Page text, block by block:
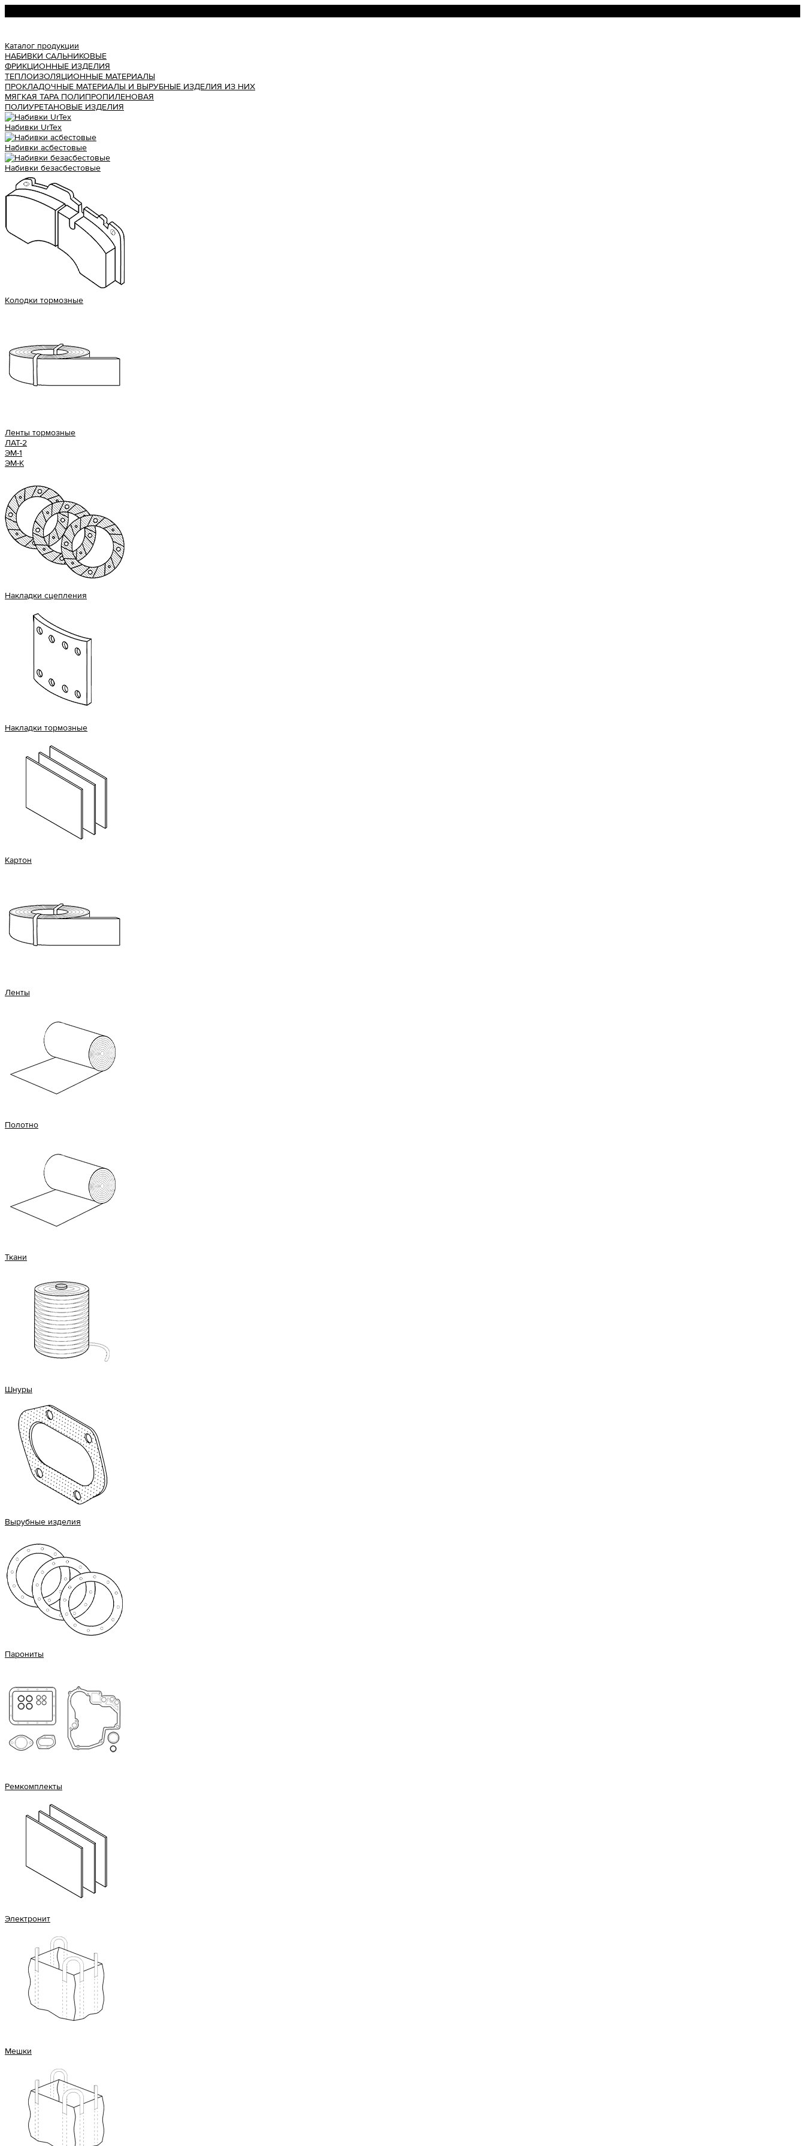
Каталог продукции
НАБИВКИ САЛЬНИКОВЫЕ
ФРИКЦИОННЫЕ ИЗДЕЛИЯ
ТЕПЛОИЗОЛЯЦИОННЫЕ МАТЕРИАЛЫ
ПРОКЛАДОЧНЫЕ МАТЕРИАЛЫ И ВЫРУБНЫЕ ИЗДЕЛИЯ ИЗ НИХ
МЯГКАЯ ТАРА ПОЛИПРОПИЛЕНОВАЯ
ПОЛИУРЕТАНОВЫЕ ИЗДЕЛИЯ
Набивки UrTex
Набивки асбестовые
Набивки безасбестовые
Колодки тормозные
Ленты тормозные
ЛАТ-2
ЭМ-1
ЭМ-К
Накладки сцепления
Накладки тормозные
Картон
Ленты
Полотно
Ткани
Шнуры
Вырубные изделия
Парониты
Ремкомплекты
Электронит
Мешки